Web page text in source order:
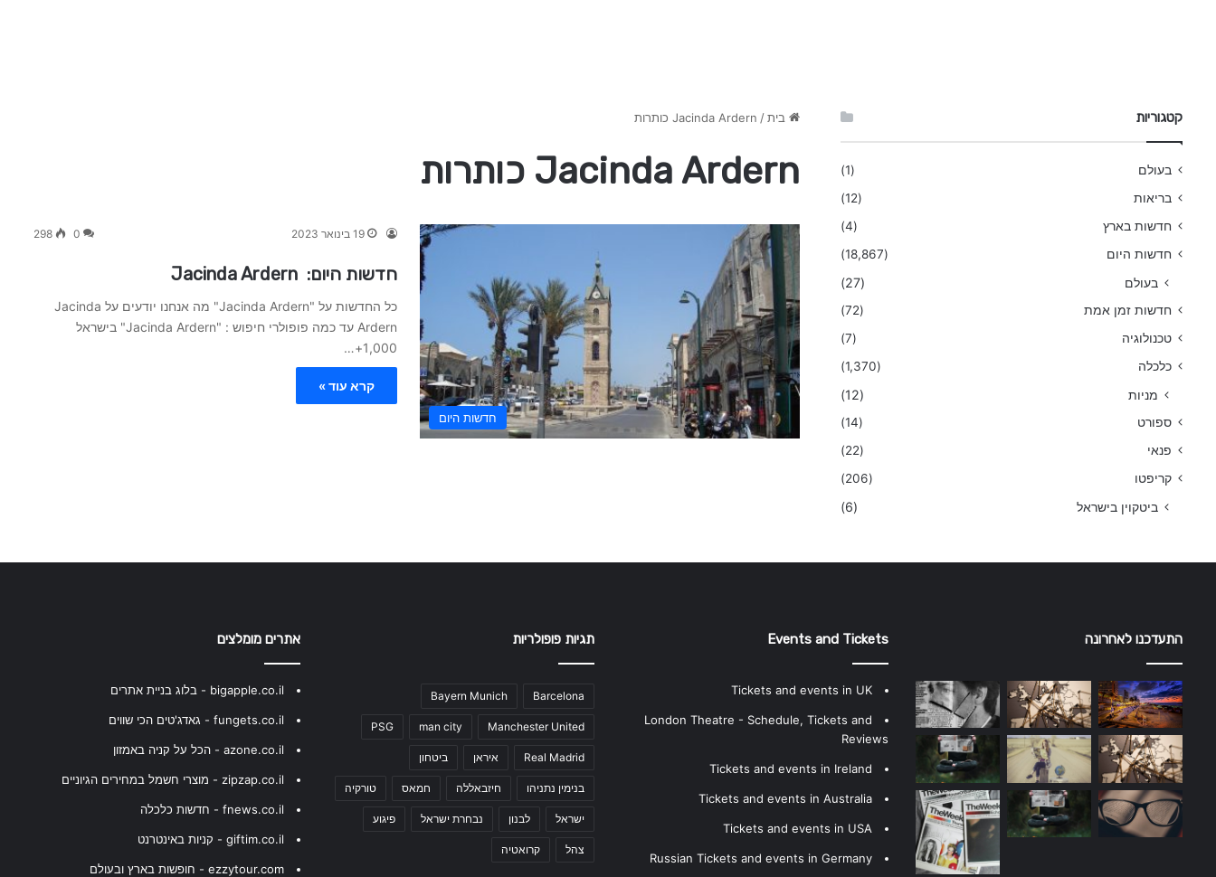
בית / Jacinda Ardern כותרות
Jacinda Ardern כותרות
חדשות היום
19 בינואר 2023 0
298
חדשות היום: Jacinda Ardern
כל החדשות על "Jacinda Ardern" מה אנחנו יודעים על Jacinda
Ardern עד כמה פופולרי חיפוש : "Jacinda Ardern" בישראל
1,000+…
קרא עוד »
קטגוריות
בעולם
(1)
בריאות
(12)
חדשות בארץ
(4)
חדשות היום
(18,867)
בעולם (27)
חדשות זמן אמת
(72)
טכנולוגיה
(7)
כלכלה
(1,370)
מניות (12)
ספורט
(14)
פנאי
(22)
קריפטו
(206)
ביטקוין בישראל (6)
התעדכנו לאחרונה Events and Tickets
Tickets and events in UK
London Theatre - Schedule, Tickets and
Reviews
Tickets and events in Ireland
Tickets and events in Australia
Tickets and events in USA
Russian Tickets and events in Germany
תגיות פופולריות
Barcelona
Bayern Munich
Manchester United
man city
PSG
Real Madrid איראן ביטחון
בנימין נתניהו חיזבאללה חמאס טורקיה
ישראל לבנון נבחרת ישראל פיגוע
צהל קרואטיה
אתרים מומלצים
bigapple.co.il - בלוג בניית אתרים
fungets.co.il - גאדג'טים הכי שווים
azone.co.il - הכל על קניה באמזון
zipzap.co.il - מוצרי חשמל במחירים הגיוניים
fnews.co.il - חדשות כלכלה
giftim.co.il - קניות באינטרנט
ezzytour.com - חופשות בארץ ובעולם